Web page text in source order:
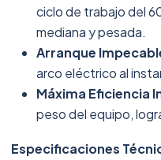
ciclo de trabajo del
mediana y pesada.
Arranque
arco eléctrico al
Máxima Eficiencia
peso del equipo,
Especificaciones